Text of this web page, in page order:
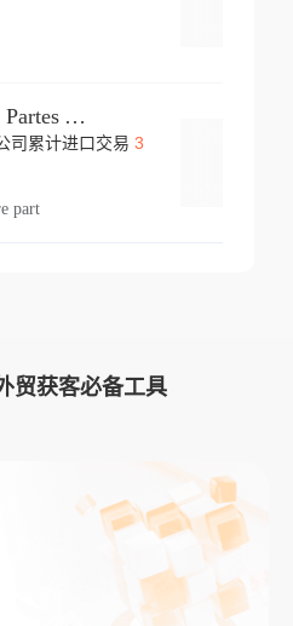
Dpm Draexlmaier Partes Automotrices Corr Ind Huejotzingo
司累计进口交易 3
part
贸获客必备工具